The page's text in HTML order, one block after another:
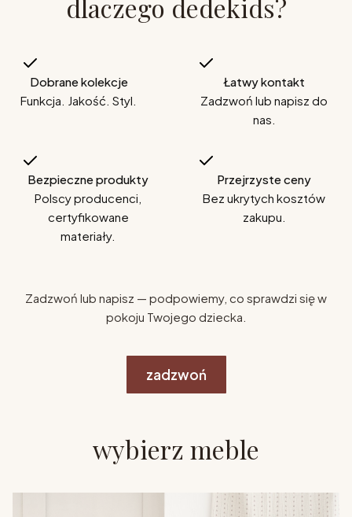
dlaczego dedekids?
Dobrane kolekcje
Funkcja. Jakość. Styl.
Łatwy kontakt
Zadzwoń lub napisz do
nas.
Bezpieczne produkty
Polscy producenci,
certyfikowane
materiały.
Przejrzyste ceny
Bez ukrytych kosztów
zakupu.
Zadzwoń lub napisz — podpowiemy, co sprawdzi się w
pokoju Twojego dziecka.
zadzwoń
wybierz meble